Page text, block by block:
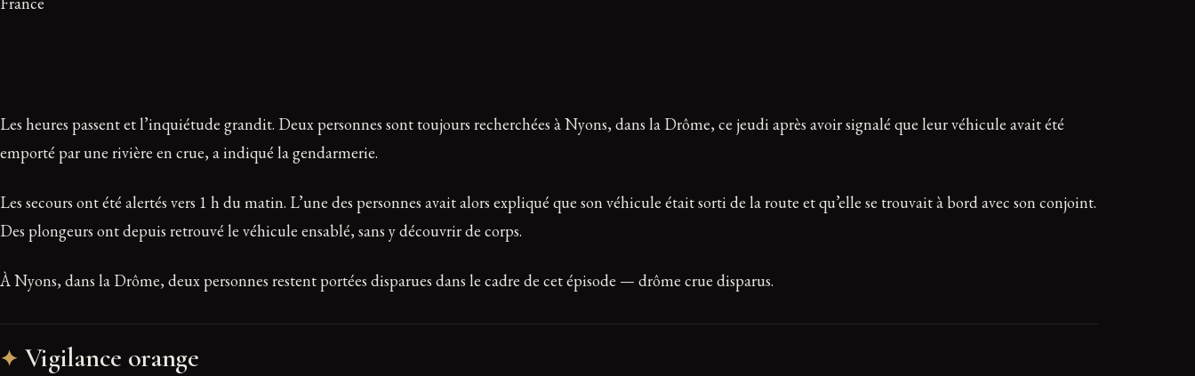
Les heures passent et l’inquiétude grandit. Deux personnes sont toujours recherchées à Nyons, dans la Drôme, ce jeudi après avoir signalé que leur véhicule avait été
emporté par une rivière en crue, a indiqué la gendarmerie.
Les secours ont été alertés vers 1 h du matin. L’une des personnes avait alors expliqué que son véhicule était sorti de la route et qu’elle se trouvait à bord avec son conjoint.
Des plongeurs ont depuis retrouvé le véhicule ensablé, sans y découvrir de corps.
À Nyons, dans la Drôme, deux personnes restent portées disparues dans le cadre de cet épisode — drôme crue disparus.
Vigilance orange